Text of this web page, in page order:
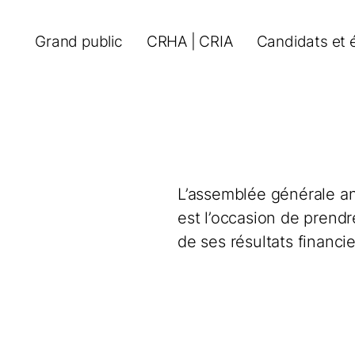
Grand public CRHA | CRIA Candidats et
L’assemblée générale
est l’occasion de
de ses résultats